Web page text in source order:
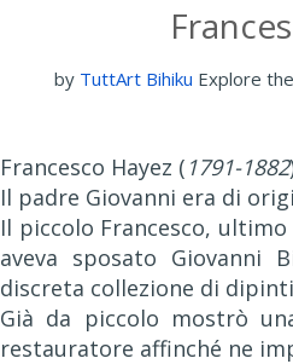
by TuttArt Bihiku Explore
Francesco Hayez ( 1791-1882
Il padre Giovanni era di
Il piccolo Francesco,
aveva sposato Giovanni
discreta collezione di
Già da piccolo mostrò
restauratore affinché ne